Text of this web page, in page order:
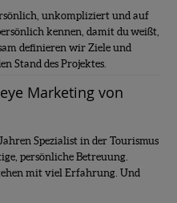
unkompliziert und auf
kennen, damit du weißt,
definieren wir Ziele und
Stand des Projektes.
Marketing von
Spezialist in der Tourismus
persönliche Betreuung.
mit viel Erfahrung. Und